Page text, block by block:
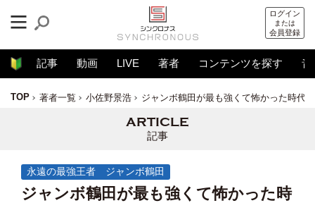
ログイン
または
会員登録
記事 動画 LIVE 著者 コンテンツを探す 音
TOP 著者一覧 小佐野景浩 ジャンボ鶴田が最も強くて怖かった時代
記事
永遠の最強王者 ジャンボ鶴田
ジャンボ鶴田が最も強くて怖かった時